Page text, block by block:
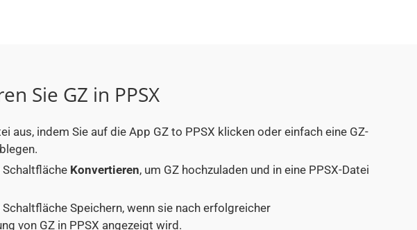
Sie GZ in PPSX
aus, indem Sie auf die App GZ to PPSX klicken oder einfach eine GZ-
Schaltfläche Konvertieren, um GZ hochzuladen und in eine PPSX-Datei
Speichern, wenn sie nach erfolgreicher
von GZ in PPSX angezeigt wird.